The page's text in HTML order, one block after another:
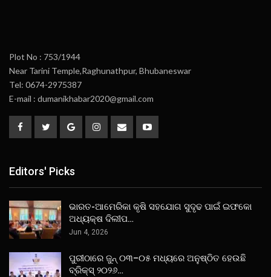
Plot No : 753/1944
Near Tarini Temple,Raghunathpur, Bhubaneswar
Tel: 0674-2975387
E-mail : dumanikhabar2020@gmail.com
Editors' Picks
ଭାରତ-ଆମେରିକା କୃଷି ସହଯୋଗ ସୁଦୃଢ ପାଇଁ ଇଫକୋ
ଅଧ୍ୟକ୍ଷ ଦିଲୀପ…
Jun 4, 2026
ପୁରୀଠାରେ ଜୁନ୍ ୦୩–୦୫ ମଧ୍ୟରେ ଅନୁଷ୍ଠିତ ହେଉଛି
ବ୍ରିକ୍ସ୍ ୨୦୨୬…